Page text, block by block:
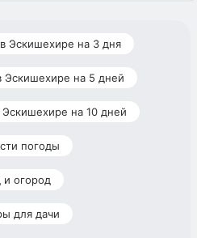
Эскишехире на 3 дня
Эскишехире на 5 дней
на 10 дней
погоды
и огород
для дачи